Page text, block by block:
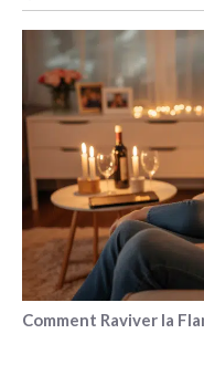
Comment Raviver la